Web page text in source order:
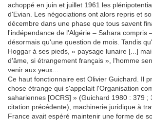
achoppé en juin et juillet 1961 les
d'Evian. Les négociations ont alors repris et
décembre dans une phase que tous savent
l'indépendance de l'Algérie – Sahara compris
désormais qu'une question de mois. Tandis
Hoggar à ses pieds, « paysage lunaire [...]
d'âme, si étrangement français », l'homme
venir aux yeux...
Ce haut fonctionnaire est Olivier Guichard. Il
chose étrange qui s'appelait l'Organisation
sahariennes [OCRS] » (Guichard 1980 : 379 ;
citation précédente), machinerie juridique à
France avait espéré maintenir une forme de